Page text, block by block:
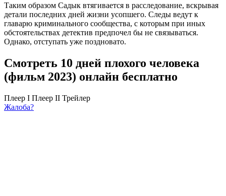
Таким образом Садык втягивается в расследование, вскрывая
детали последних дней жизни усопшего. Следы ведут к
главарю криминального сообщества, с которым при иных
обстоятельствах детектив предпочел бы не связываться.
Однако, отступать уже поздновато.
Смотреть 10 дней плохого человека
(фильм 2023) онлайн бесплатно
Плеер I Плеер II Трейлер
Жалоба?